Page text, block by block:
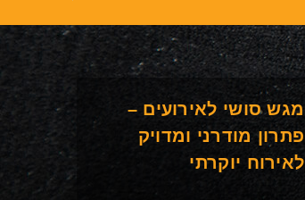
מגש סושי לאירועים –
פתרון מודרני ומדויק
לאירוח יוקרתי